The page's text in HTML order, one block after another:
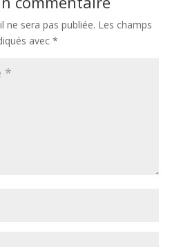
ne sera pas publiée. Les champs
avec *